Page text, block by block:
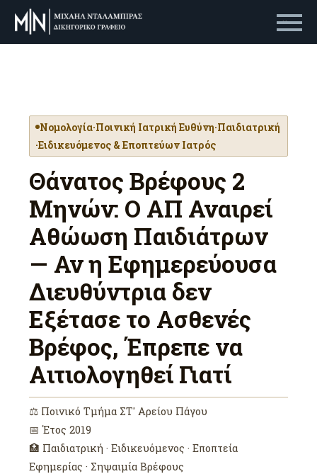
Primary Menu
Νομολογία·Ποινική Ιατρική Ευθύνη·Παιδιατρική
·Ειδικευόμενος & Εποπτεύων Ιατρός
Θάνατος Βρέφους 2
Μηνών: Ο ΑΠ Αναιρεί
Αθώωση Παιδιάτρων
— Αν η Εφημερεύουσα
Διευθύντρια δεν
Εξέτασε το Ασθενές
Βρέφος, Έπρεπε να
Αιτιολογηθεί Γιατί
⚖ Ποινικό Τμήμα ΣΤ′ Αρείου Πάγου
📅 Έτος 2019
🏥 Παιδιατρική · Ειδικευόμενος · Εποπτεία
Εφημερίας · Σηψαιμία Βρέφους